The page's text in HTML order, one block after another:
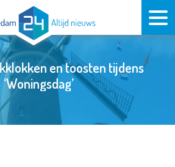
en toosten tijdens
‘Woningsdag’